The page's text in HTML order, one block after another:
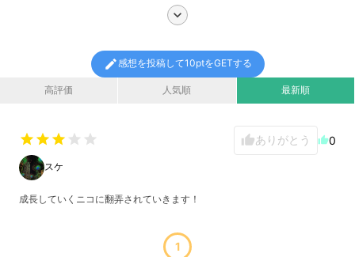
chevron_right
高評価 人気順 最新順
edit感想を投稿して10ptをGETする
star star star star star thumb_upありがとう thumb_up0
スケ
成長していくニコに翻弄されていきます！
1